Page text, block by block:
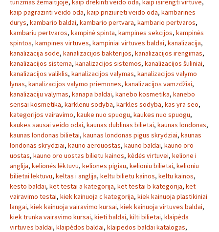
turizmas žemaitijoje, kaip drekinti veido oda, kaip isirengti virtuve,
kaip pagrazinti veido oda, kaip priziureti veido oda, kambarines
durys, kambario baldai, kambario pertvara, kambario pertvaros,
kambariu pertvaros, kampinė spinta, kampines sekcijos, kampinės
spintos, kampines virtuves, kampiniai virtuves baldai, kanalizacija,
kanalizacija sode, kanalizacijos bakterijos, kanalizacijos irengimas,
kanalizacijos sistema, kanalizacijos sistemos, kanalizacijos šuliniai,
kanalizacijos valiklis, kanalizacijos valymas, kanalizacijos valymo
lynas, kanalizacijos valymo priemones, kanalizacijos vamzdžiai,
kanalizaciju valymas, kanapa baldai, kanebo kosmetika, kanebo
sensai kosmetika, karklenu sodyba, karkles sodyba, kas yra seo,
kategorijos vairavimo, kauke nuo spuogu, kaukes nuo spuogu,
kaukes sausai veido odai, kaunas dublinas bilietai, kaunas londonas,
kaunas londonas bilietai, kaunas londonas pigus skrydziai, kaunas
londonas skrydziai, kauno aerouostas, kauno baldai, kauno oro
uostas, kauno oro uostas bilietu kainos, kėdės virtuvei, kelione i
anglija, kelionės lėktuvu, keliones pigiau, kelioniu bilietai, kelioniu
bilietai lektuvu, keltas i anglija, keltu bilietu kainos, keltu kainos,
kesto baldai, ket testai a kategorija, ket testai b kategorija, ket
vairavimo testai, kiek kainuoja c kategorija, kiek kainuoja plastikiniai
langai, kiek kainuoja vairavimo kursai, kiek kainuoja virtuves baldai,
kiek trunka vairavimo kursai, kieti baldai, kilti bilietai, klaipėda
virtuves baldai, klaipėdos baldai, klaipedos baldai katalogas,